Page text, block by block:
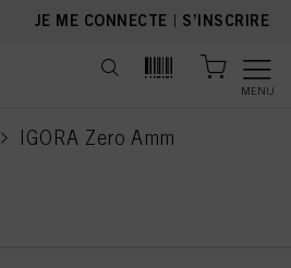
JE ME CONNECTE | S’INSCRIRE
MENU
IGORA Zero Amm
current page